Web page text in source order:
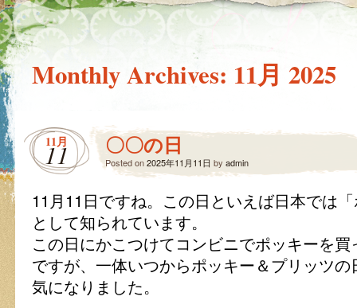
Monthly Archives: 11月 2025
11月
11 〇〇の日
Posted on2025年11月11日 by admin
11月11日ですね。この日といえば日本では
として知られています。
この日にかこつけてコンビニでポッキーを
ですが、一体いつからポッキー＆プリッツ
気になりました。